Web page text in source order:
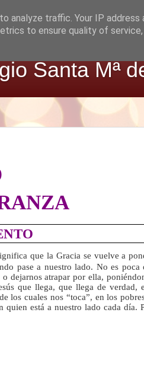
Santa Mª
que la Gracia se vuelve a
pase a nuestro lado. No es poca
dejarnos atrapar por ella,
que llega, que llega de verdad,
los cuales nos “toca”, en los
está a nuestro lado cada día.
analyze traffic. Your IP address
to ensure quality of